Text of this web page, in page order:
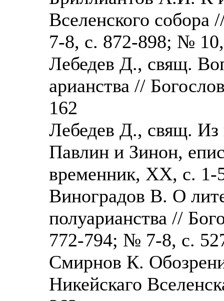
Вселенского
7-8, с. 872-898; №
Лебедев Д., свящ.
арианства //
162
Лебедев Д., свящ. Из
Павлин и Зинон,
временник, XX, с. 1-
Виноградов В. О
полуарианства //
772-794; № 7-8, с.
Смирнов К.
Никейскаго